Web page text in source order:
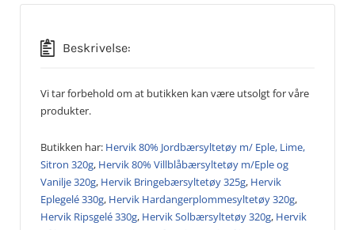
Beskrivelse:
Vi tar forbehold om at butikken kan være utsolgt for våre
produkter.
Butikken har: Hervik 80% Jordbærsyltetøy m/ Eple, Lime,
Sitron 320g, Hervik 80% Villblåbærsyltetøy m/Eple og
Vanilje 320g, Hervik Bringebærsyltetøy 325g, Hervik
Eplegelé 330g, Hervik Hardangerplommesyltetøy 320g,
Hervik Ripsgelé 330g, Hervik Solbærsyltetøy 320g, Hervik